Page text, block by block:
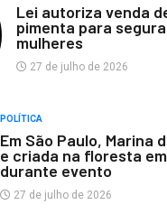
Lei autoriza venda
pimenta para
mulheres
27 de julho de 2026
POLÍTICA
Em São Paulo, Marina
e criada na floresta
durante evento
27 de julho de 2026